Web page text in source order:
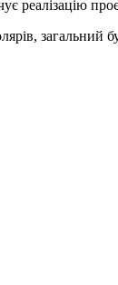
реалізацію
загальний